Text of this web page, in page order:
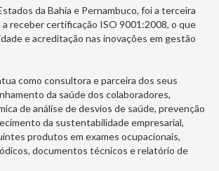
da Bahia e Pernambuco, foi a terceira
receber certificação ISO 9001:2008, o que
e acreditação nas inovações em gestão
como consultora e parceira dos seus
da saúde dos colaboradores,
de análise de desvios de saúde, prevenção
da sustentabilidade empresarial,
produtos em exames ocupacionais,
documentos técnicos e relatório de